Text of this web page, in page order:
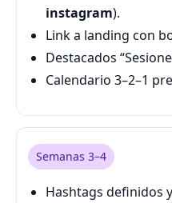
instagram).
Link a landing con
Destacados
Calendario 3–2–1
Semanas 3–4
Hashtags definidos